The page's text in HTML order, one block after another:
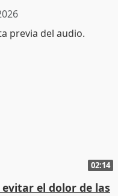
02:14
el dolor de las